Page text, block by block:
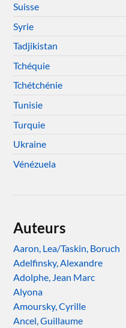
Suisse
Syrie
Tadjikistan
Tchéquie
Tchétchénie
Tunisie
Turquie
Ukraine
Vénézuela
Auteurs
Aaron, Lea/Taskin, Boruch
Adelfinsky, Alexandre
Adolphe, Jean Marc
Alyona
Amoursky, Cyrille
Ancel, Guillaume